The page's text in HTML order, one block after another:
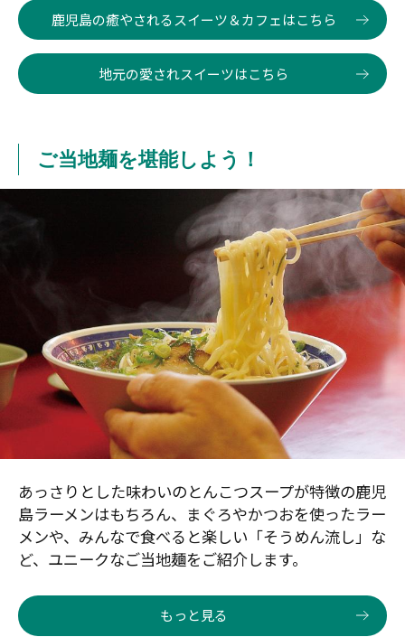
鹿児島の癒やされるスイーツ＆カフェはこちら
地元の愛されスイーツはこちら
ご当地麺を堪能しよう！
あっさりとした味わいのとんこつスープが特徴の鹿児
島ラーメンはもちろん、まぐろやかつおを使ったラー
メンや、みんなで食べると楽しい「そうめん流し」な
ど、ユニークなご当地麺をご紹介します。
もっと見る